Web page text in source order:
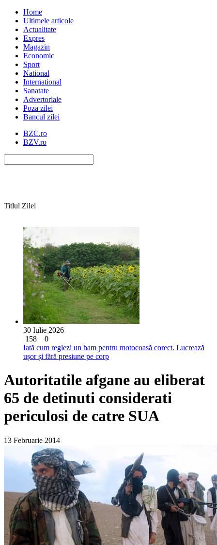
Home
Ultimele articole
Actualitate
Expres
Magazin
Economic
Sport
National
International
Sanatate
Advertoriale
Poza zilei
Bancul zilei
BZC.ro
BZV.ro
Titlul Zilei
30 Iulie 2026
158
0
Iată cum reglezi un ham pentru motocoasă corect. Lucrează
ușor și fără presiune pe corp
Autoritatile afgane au eliberat
65 de detinuti considerati
periculosi de catre SUA
13 Februarie 2014